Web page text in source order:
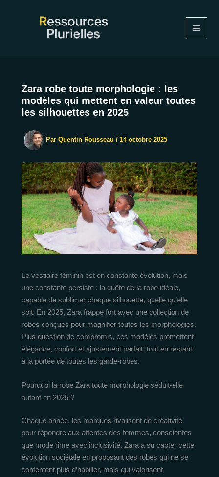
Zara robe toute morphologie : les
modèles qui mettent en valeur toutes
les silhouettes en 2025
Par Quentin Rousseau / 14 octobre 2025
Le vestiaire féminin est en constante évolution, mais
une constante persiste : la quête de la robe idéale,
capable de sublimer chaque silhouette, quelle qu’elle
soit. En 2025, Zara frappe fort avec une collection de
robes conçues pour magnifier toutes les morphologies.
Plus question de compromis, ces modèles promettent
élégance, confort et ajustement parfait, tout en restant
à la portée de toutes les garde-robes.
Pourquoi la robe Zara toute morphologie séduit-elle
autant en 2025 ?
Chaque année, les marques rivalisent de créativité
pour répondre aux attentes des femmes, conscientes
que mode rime avec inclusivité. Zara a su capter cette
évolution sociétale en proposant des robes qui ne se
contentent plus d’habiller, mais qui valorisent